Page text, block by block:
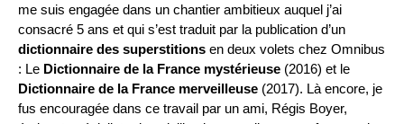
me suis engagée dans un chantier ambitieux auquel j’ai
consacré 5 ans et qui s’est traduit par la publication d’un
dictionnaire des superstitions en deux volets chez Omnibus
: Le Dictionnaire de la France mystérieuse (2016) et le
Dictionnaire de la France merveilleuse (2017). Là encore, je
fus encouragée dans ce travail par un ami, Régis Boyer,